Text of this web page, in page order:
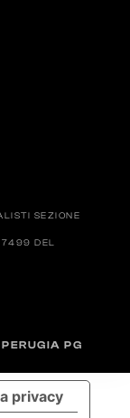
SEZIONE
DEL
PG
privacy